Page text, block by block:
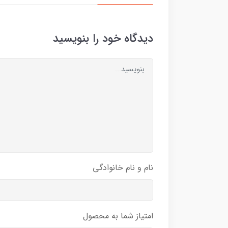
دیدگاه خود را بنویسید
نام و نام خانوادگی
امتیاز شما به محصول